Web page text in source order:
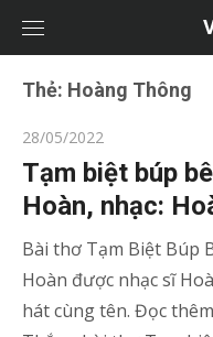
Thẻ: Hoàng Thông
Posted
on
28/05/2022
Tạm biệt búp
Hoàn, nhạc:
Bài thơ Tạm Biệt Búp
Hoàn được nhạc sĩ
hát cùng tên. Đọc